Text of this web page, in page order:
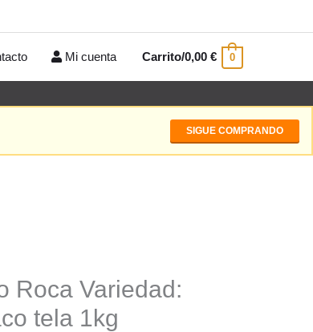
Mi cuenta Carrito/0,00 € 0
SIGUE COMPRANDO
Roca Variedad:
tela 1kg